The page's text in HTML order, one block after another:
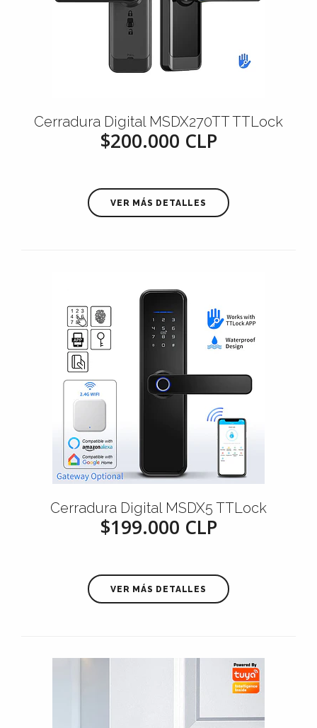
Cerradura Digital MSDX270TT TTLock
$200.000 CLP
VER MÁS DETALLES
Cerradura Digital MSDX5 TTLock
$199.000 CLP
VER MÁS DETALLES